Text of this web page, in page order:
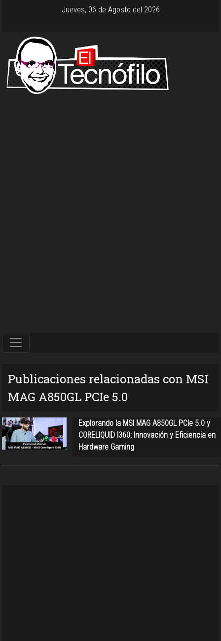
Jueves, 06 de Agosto del 2026
Publicaciones relacionadas con MSI
MAG A850GL PCIe 5.0
Explorando la MSI MAG A850GL PCIe 5.0 y
CORELIQUID I360: Innovación y Eficiencia en
Hardware Gaming